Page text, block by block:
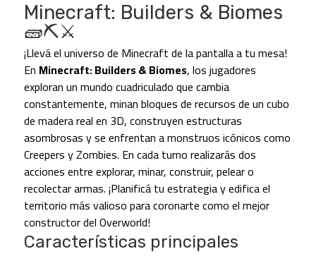
Minecraft: Builders & Biomes
🧱⛏️⚔️
¡Llevá el universo de Minecraft de la pantalla a tu mesa!
En Minecraft: Builders & Biomes, los jugadores
exploran un mundo cuadriculado que cambia
constantemente, minan bloques de recursos de un cubo
de madera real en 3D, construyen estructuras
asombrosas y se enfrentan a monstruos icónicos como
Creepers y Zombies. En cada turno realizarás dos
acciones entre explorar, minar, construir, pelear o
recolectar armas. ¡Planificá tu estrategia y edifica el
territorio más valioso para coronarte como el mejor
constructor del Overworld!
Características principales